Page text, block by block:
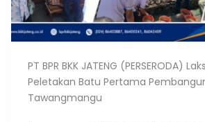
PT BPR BKK JATENG (PERSERODA)
Peletakan Batu Pertama
Tawangmangu